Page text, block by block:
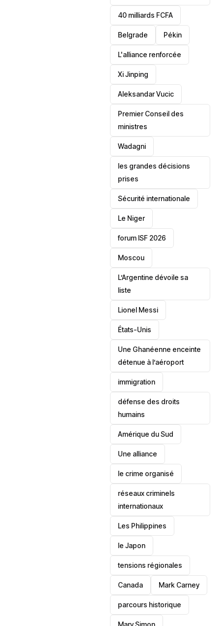
40 milliards FCFA
Belgrade Pékin
L'alliance renforcée
Xi Jinping
Aleksandar Vucic
‎Premier Conseil des
ministres
Wadagni
les grandes décisions
prises
‎Sécurité internationale
Le Niger
forum ISF 2026
Moscou
L’Argentine dévoile sa
liste
Lionel Messi
‎États-Unis
Une Ghanéenne enceinte
détenue à l’aéroport
immigration
défense des droits
humains
‎Amérique du Sud
Une alliance
le crime organisé
réseaux criminels
internationaux
‎Les Philippines
le Japon
tensions régionales
Canada Mark Carney
parcours historique
Mary Simon